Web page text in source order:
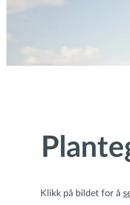
Klikk på bildet for å